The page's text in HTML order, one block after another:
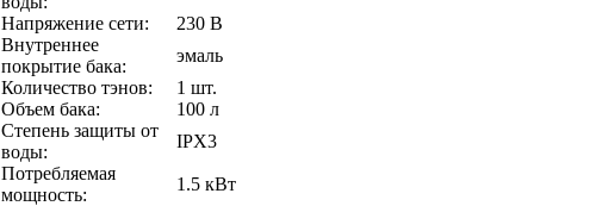
Напряжение сети:
230 В
Внутреннее
покрытие бака:
эмаль
Количество тэнов:
1 шт.
Объем бака:
100 л
Степень защиты от
воды:
IPX3
Потребляемая
мощность:
1.5 кВт